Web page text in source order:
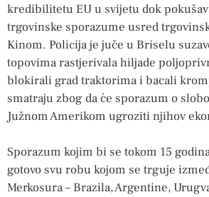
kredibilitetu EU u svijetu dok
trgovinske sporazume usred
Kinom. Policija je juče u Briselu
topovima rastjerivala hiljade
blokirali grad traktorima i bacali
smatraju zbog da će sporazum o
Južnom Amerikom ugroziti njihov
Sporazum kojim bi se tokom 15
gotovo svu robu kojom se trguje
Merkosura – Brazila, Argentine,